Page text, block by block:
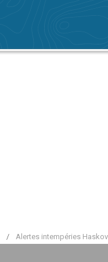
/ Alertes intempéries